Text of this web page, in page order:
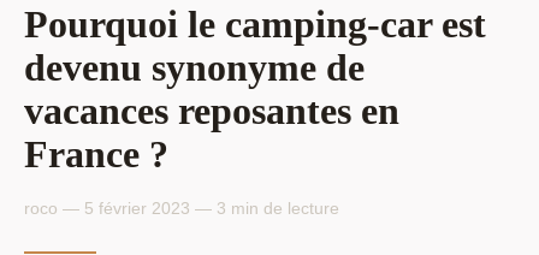
Pourquoi le camping-car est
devenu synonyme de
vacances reposantes en
France ?
roco — 5 février 2023 — 3 min de lecture